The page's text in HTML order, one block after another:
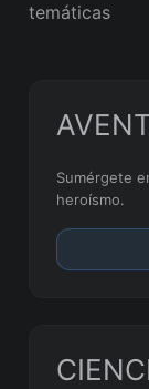
temáticas
Sumérgete
heroísmo.